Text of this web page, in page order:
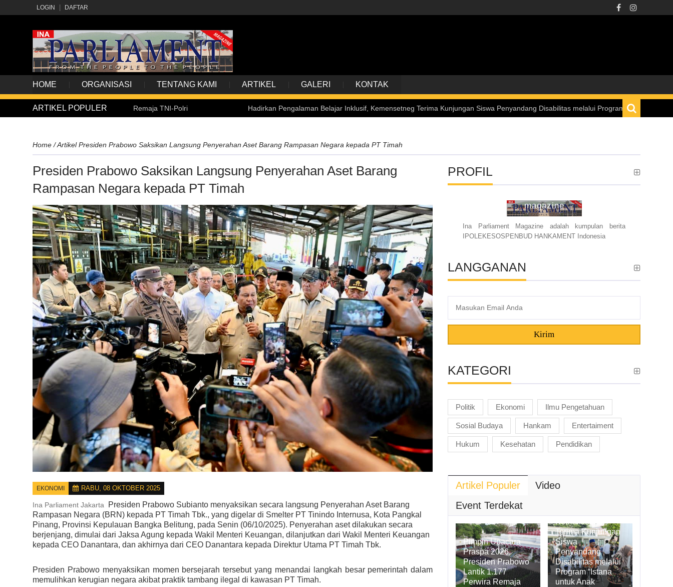
LOGIN DAFTAR
HOME ORGANISASI TENTANG KAMI ARTIKEL GALERI KONTAK
ARTIKEL POPULER
Lantik 1.177 Perwira Remaja TNI-Polri Hadirkan Pengalaman Belajar Inklusif, Kemensetneg Terima Kunjungan Siswa Penyandang Disabilitas melalui Program “Istana untuk Anak Sekolah”
Home /Artikel Presiden Prabowo Saksikan Langsung Penyerahan Aset Barang Rampasan Negara kepada PT Timah
Presiden Prabowo Saksikan Langsung Penyerahan Aset Barang
Rampasan Negara kepada PT Timah
EKONOMI RABU, 08 OKTOBER 2025
Ina Parliament Jakarta
Presiden Prabowo Subianto menyaksikan secara langsung Penyerahan Aset Barang
Rampasan Negara (BRN) kepada PT Timah Tbk., yang digelar di Smelter PT Tinindo Internusa, Kota Pangkal
Pinang, Provinsi Kepulauan Bangka Belitung, pada Senin (06/10/2025). Penyerahan aset dilakukan secara
berjenjang, dimulai dari Jaksa Agung kepada Wakil Menteri Keuangan, dilanjutkan dari Wakil Menteri Keuangan
kepada CEO Danantara, dan akhirnya dari CEO Danantara kepada Direktur Utama PT Timah Tbk.
Presiden Prabowo menyaksikan momen bersejarah tersebut yang menandai langkah besar pemerintah dalam
memulihkan kerugian negara akibat praktik tambang ilegal di kawasan PT Timah.
PROFIL
magazine
Ina Parliament Magazine adalah kumpulan berita
IPOLEKESOSPENBUD HANKAMENT Indonesia
LANGGANAN
Kirim
KATEGORI
Politik Ekonomi Ilmu Pengetahuan
Sosial Budaya Hankam Entertaiment
Hukum Kesehatan Pendidikan
Artikel Populer
Video
Event Terdekat
Pimpin Upacara
Praspa 2026,
Presiden Prabowo
Lantik 1.177
Perwira Remaja
Hadirkan
Kemensetneg
Terima Kunjungan
Siswa
Penyandang
Disabilitas melalui
Program “Istana
untuk Anak